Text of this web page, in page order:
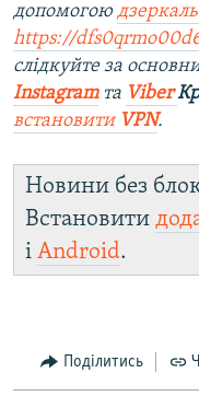
допомогою
https://
слідкуйте за
Instagramта Viber
встановити VPN.
Новини без
Встановити
і Android.
Поділитись